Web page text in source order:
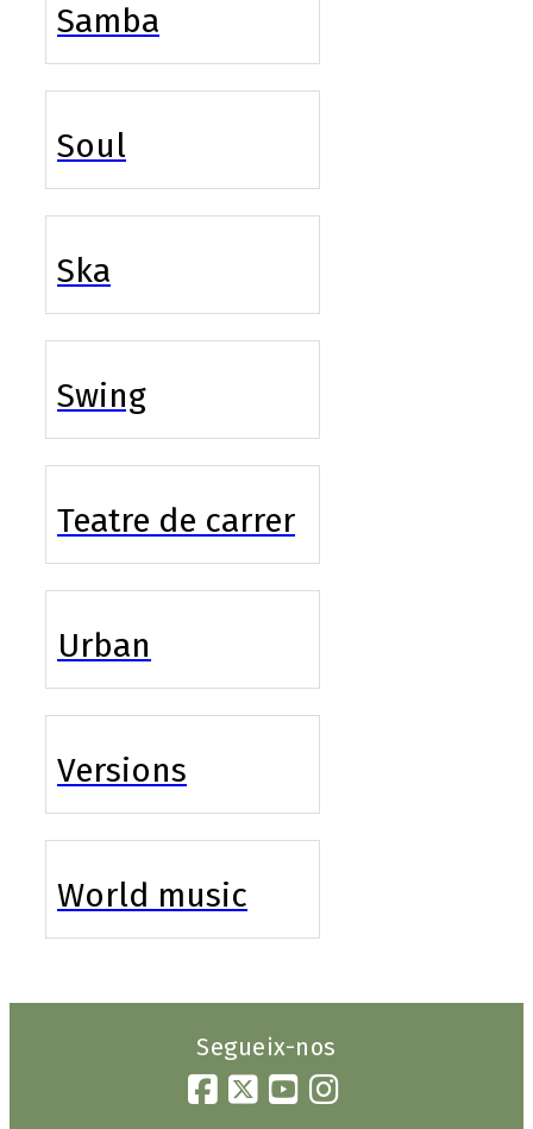
Samba
Soul
Ska
Swing
Teatre de carrer
Urban
Versions
World music
Segueix-nos